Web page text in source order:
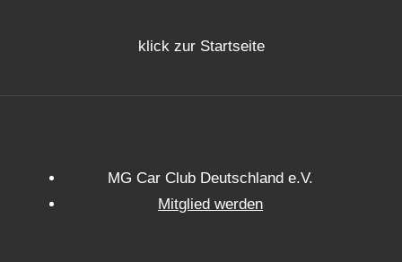
klick zur Startseite
MG Car Club Deutschland e.V.
Mitglied werden